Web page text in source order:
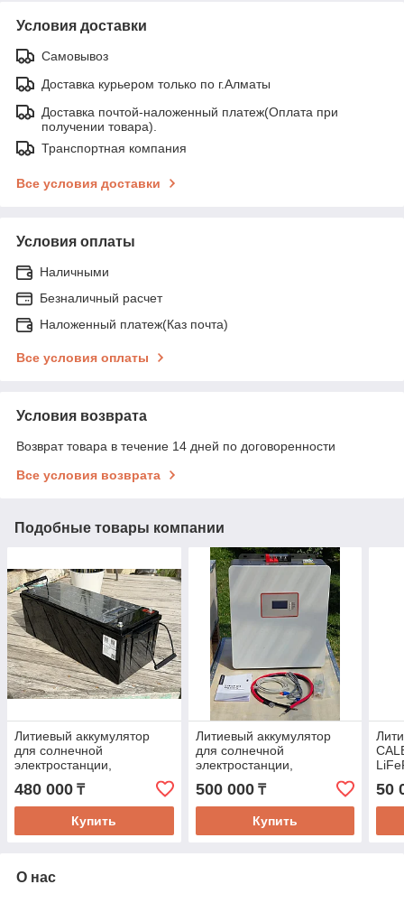
Условия доставки
Самовывоз
Доставка курьером только по г.Алматы
Доставка почтой-наложенный платеж(Оплата при
получении товара).
Транспортная компания
Все условия доставки
Условия оплаты
Наличными
Безналичный расчет
Наложенный платеж(Каз почта)
Все условия оплаты
Условия возврата
Возврат товара в течение 14 дней по договоренности
Все условия возврата
Подобные товары компании
Литиевый аккумулятор
для солнечной
электростанции,
51.2V(48В) 125Ah
LiFePO4 (6.4кВт/ч)
480 000 ₸
Купить
Литиевый аккумулятор
для солнечной
электростанции,
51.2V(48В) 100Ah
LiFePO4 (5кВт/ч)
500 000₸
Купить
50
О нас